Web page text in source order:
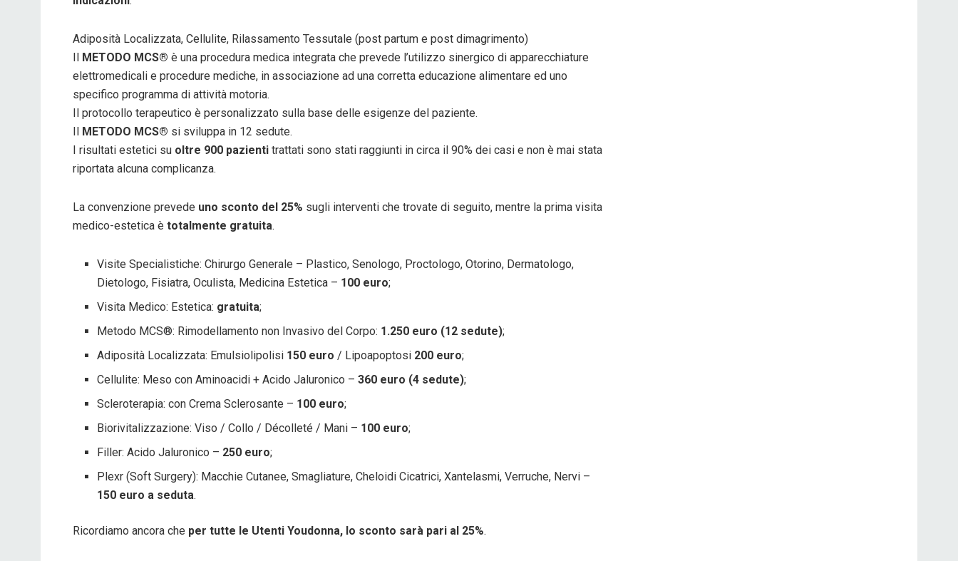
Adiposità Localizzata, Cellulite, Rilassamento Tessutale (post partum e post dimagrimento)
Il METODO MCS® è una procedura medica integrata che prevede l’utilizzo sinergico di apparecchiature
elettromedicali e procedure mediche, in associazione ad una corretta educazione alimentare ed uno
specifico programma di attività motoria.
Il protocollo terapeutico è personalizzato sulla base delle esigenze del paziente.
Il METODO MCS® si sviluppa in 12 sedute.
I risultati estetici su oltre 900 pazienti trattati sono stati raggiunti in circa il 90% dei casi e non è mai stata
riportata alcuna complicanza.
La convenzione prevede uno sconto del 25% sugli interventi che trovate di seguito, mentre la prima visita
medico-estetica è totalmente gratuita.
Visite Specialistiche: Chirurgo Generale – Plastico, Senologo, Proctologo, Otorino, Dermatologo,
Dietologo, Fisiatra, Oculista, Medicina Estetica – 100 euro;
Visita Medico: Estetica: gratuita;
Metodo MCS®: Rimodellamento non Invasivo del Corpo: 1.250 euro (12 sedute);
Adiposità Localizzata: Emulsiolipolisi 150 euro / Lipoapoptosi 200 euro;
Cellulite: Meso con Aminoacidi + Acido Jaluronico –360 euro (4 sedute);
Scleroterapia: con Crema Sclerosante – 100 euro;
Biorivitalizzazione: Viso / Collo / Décolleté / Mani – 100 euro;
Filler: Acido Jaluronico – 250 euro;
Plexr (Soft Surgery): Macchie Cutanee, Smagliature, Cheloidi Cicatrici, Xantelasmi, Verruche, Nervi –
150 euro a seduta.
Ricordiamo ancora che per tutte le Utenti Youdonna, lo sconto sarà pari al 25%.